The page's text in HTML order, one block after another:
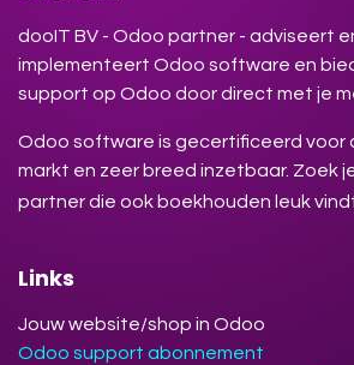
dooIT BV - Odoo partner - adviseert
implementeert Odoo software en
support op Odoo door direct met je
Odoo software is gecertificeerd voor
markt en zeer breed inzetbaar. Zoek
partner die ook boekhouden leuk
Links
Jouw website/shop in Odoo
Odoo support abonnement